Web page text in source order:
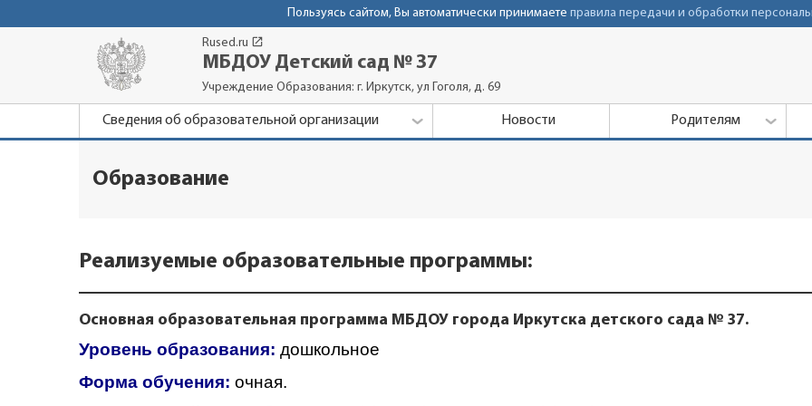
Пользуясь сайтом, Вы автоматически принимаете правила передачи и обработки
Rused.ru launch
МБДОУ Детский сад № 37
Учреждение Образования: г. Иркутск, ул Гоголя, д. 69
Сведения об образовательной организации Новости Родителям
Образование
Реализуемые образовательные программы:
Основная образовательная программа МБДОУ города Иркутска детского сада № 37.
Уровень образования: дошкольное
Форма обучения: очная.